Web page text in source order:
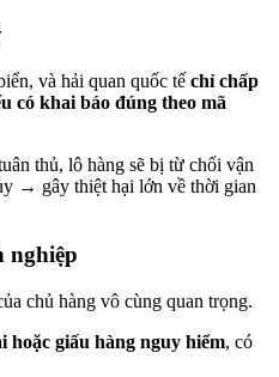
và hải quan quốc tế chỉ chấp
có khai báo đúng theo mã
thủ, lô hàng sẽ bị từ chối vận
→ gây thiệt hại lớn về thời gian
nghiệp
chủ hàng vô cùng quan trọng.
hoặc giấu hàng nguy hiểm, có